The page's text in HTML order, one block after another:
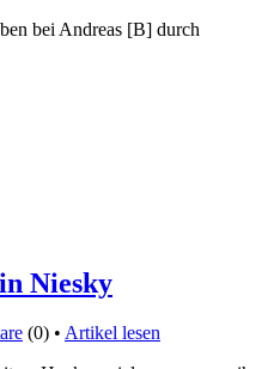
bei Andreas [B] durch
Niesky
(0) • Artikel lesen